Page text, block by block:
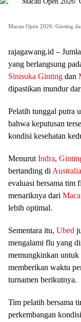
Macau Open 2026: Ginting
rajagawang.id –
yang berlangsung
Sinisuka Ginting dan
dipastikan mundur
Pelatih tunggal putra
bahwa keputusan
kondisi kesehatan
Menurut Indra,
bertanding di
evaluasi bersama tim
menariknya dari
lebih optimal.
Sementara itu, Ubed
mengalami flu yang
memungkinkan
memberikan waktu
turnamen berikutnya.
Tim pelatih bersama
perkembangan